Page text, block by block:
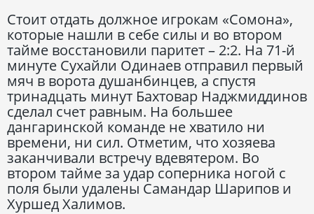
Стоит отдать должное игрокам «Сомона»,
которые нашли в себе силы и во втором
тайме восстановили паритет – 2:2. На 71-й
минуте Сухайли Одинаев отправил первый
мяч в ворота душанбинцев, а спустя
тринадцать минут Бахтовар Наджмиддинов
сделал счет равным. На большее
дангаринской команде не хватило ни
времени, ни сил. Отметим, что хозяева
заканчивали встречу вдевятером. Во
втором тайме за удар соперника ногой с
поля были удалены Самандар Шарипов и
Хуршед Халимов.